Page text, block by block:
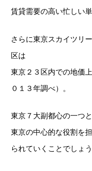
賃貸需要の高い忙しい
さらに東京スカイツリ
区は
東京２３区内での地価
０１３年調べ）。
東京７大副都心の一つ
東京の中心的な役割を
られていくことでしょう